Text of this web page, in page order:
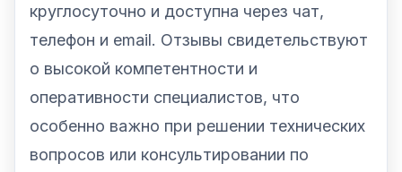
круглосуточно и доступна через чат,
телефон и email. Отзывы свидетельствуют
о высокой компетентности и
оперативности специалистов, что
особенно важно при решении технических
вопросов или консультировании по